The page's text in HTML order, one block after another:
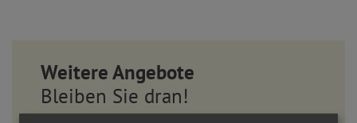
Weitere Angebote
Bleiben Sie dran!